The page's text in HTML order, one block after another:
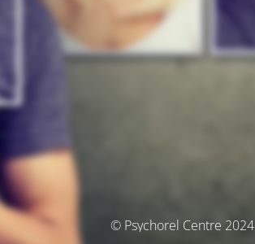
© Psychorel Centre 2024